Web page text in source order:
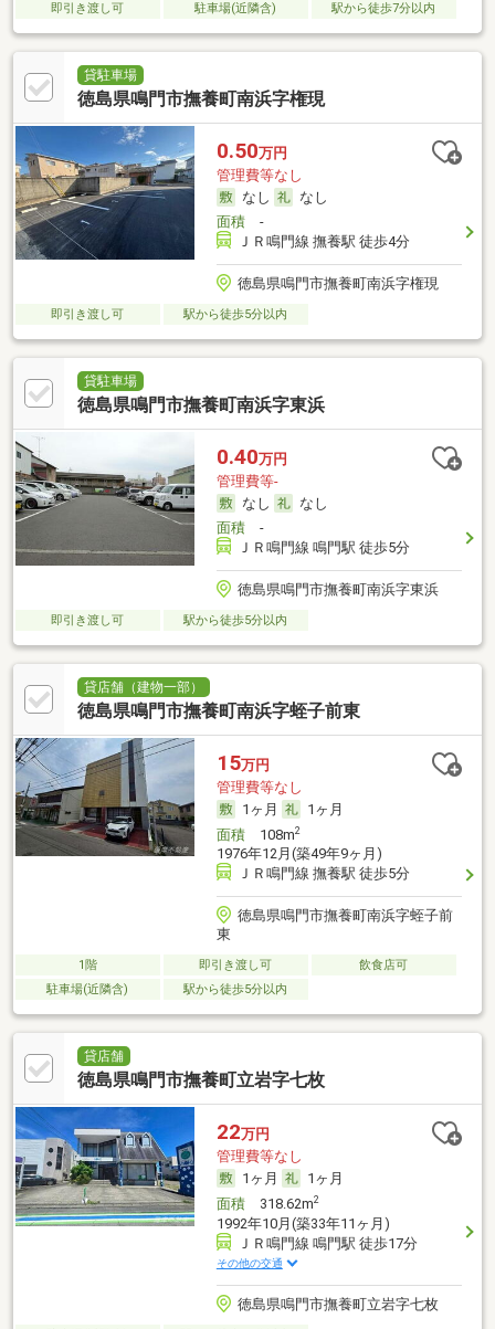
即引き渡し可 駐車場(近隣含) 駅から徒歩7分以内
貸駐車場
徳島県鳴門市撫養町南浜字権現
0.50万円
管理費等なし
なし
なし
面積-
ＪＲ鳴門線 撫養駅 徒歩4分
徳島県鳴門市撫養町南浜字権現
即引き渡し可 駅から徒歩5分以内
貸駐車場
徳島県鳴門市撫養町南浜字東浜
0.40万円
管理費等-
なし
なし
面積-
ＪＲ鳴門線 鳴門駅 徒歩5分
徳島県鳴門市撫養町南浜字東浜
即引き渡し可 駅から徒歩5分以内
貸店舗（建物一部）
徳島県鳴門市撫養町南浜字蛭子前東
15万円
管理費等なし
1ヶ月
1ヶ月
面積108m2
1976年12月(築49年9ヶ月)
ＪＲ鳴門線 撫養駅 徒歩5分
徳島県鳴門市撫養町南浜字蛭子前
東
1階 即引き渡し可
飲食店可
駐車場(近隣含)
駅から徒歩5分以内
貸店舗
徳島県鳴門市撫養町立岩字七枚
22万円
管理費等なし
1ヶ月
1ヶ月
面積318.62m2
1992年10月(築33年11ヶ月)
ＪＲ鳴門線 鳴門駅 徒歩17分
その他の交通
徳島県鳴門市撫養町立岩字七枚